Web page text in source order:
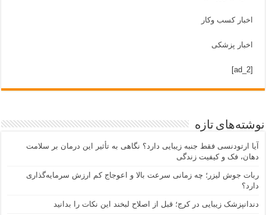
اخبار کسب وکار
اخبار پزشکی
[ad_2]
نوشته‌های تازه
آیا ارتودنسی فقط جنبه زیبایی دارد؟ نگاهی به تأثیر این درمان بر سلامت
دهان، فک و کیفیت زندگی
ربات جوش لیزر؛ چه زمانی سرعت بالا و اعوجاج کم ارزش سرمایه‌گذاری
دارد؟
دندانپزشک زیبایی در کرج؛ قبل از اصلاح لبخند این نکات را بدانید